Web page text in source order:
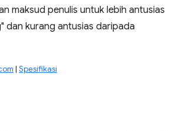
maksud penulis untuk lebih antusias
dan kurang antusias daripada
| Spesifikasi